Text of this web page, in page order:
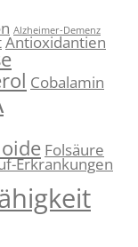
Alzheimer-Demenz
Antioxidantien
Cobalamin
Folsäure
Erkrankungen